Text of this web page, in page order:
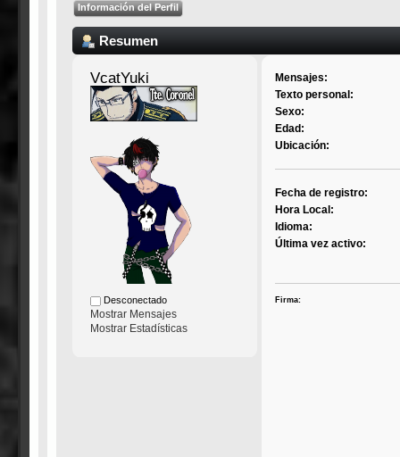
Información del Perfil
Resumen
VcatYuki
Desconectado
Mostrar Mensajes
Mostrar Estadísticas
Mensajes:
Texto personal:
Sexo:
Edad:
Ubicación:
Fecha de registro:
Hora Local:
Idioma:
Última vez activo:
Firma: